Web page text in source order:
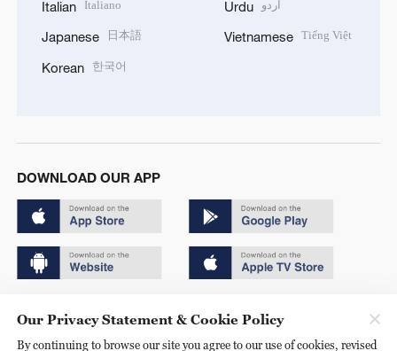
Italian Italiano
Japanese 日本語
Korean 한국어
Urdu اردو
Vietnamese Tiếng Việt
DOWNLOAD OUR APP
京ICP备20000184号
Our Privacy Statement & Cookie Policy
By continuing to browse our site you agree to our use of cookies, revised